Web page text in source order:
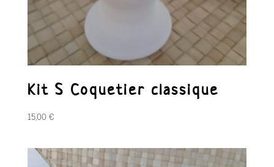
Kit S Coquetier classique
15,00€